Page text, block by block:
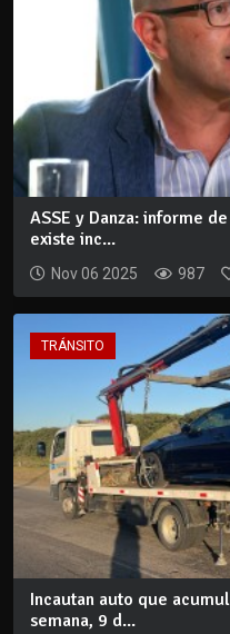
ASSE y Danza: informe
existe inc...
Nov 06 2025 987
TRÁNSITO
Incautan auto que
semana, 9 d...